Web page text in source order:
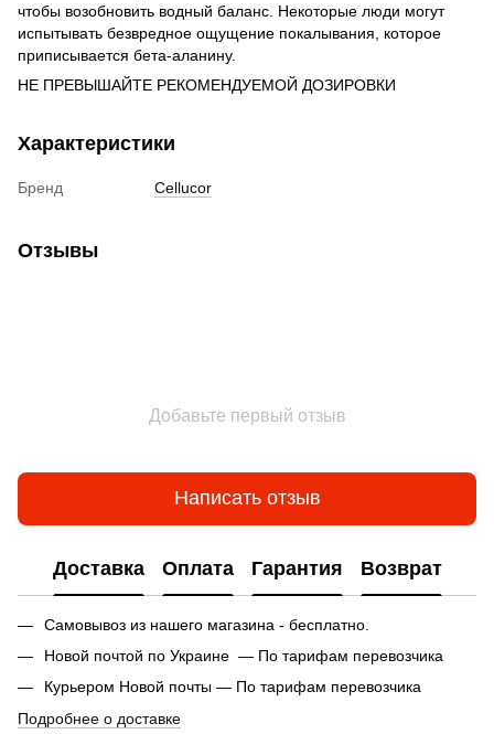
чтобы возобновить водный баланс. Некоторые люди могут
испытывать безвредное ощущение покалывания, которое
приписывается бета-аланину.
НЕ ПРЕВЫШАЙТЕ РЕКОМЕНДУЕМОЙ ДОЗИРОВКИ
Характеристики
Бренд Cellucor
Отзывы
Добавьте первый отзыв
Написать отзыв
Доставка Оплата Гарантия Возврат
Самовывоз из нашего магазина - бесплатно.
Новой почтой по Украине — По тарифам перевозчика
Курьером Новой почты — По тарифам перевозчика
Подробнее о доставке